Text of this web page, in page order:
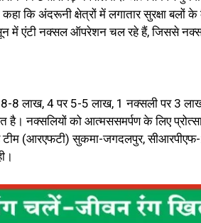
कहा कि अंदरूनी क्षेत्रों में लगातार सुरक्षा
में एंटी नक्सल ऑपरेशन चल रहे हैं, जिससे
8 लाख, 4 पर 5-5 लाख, 1 नक्सली पर 3
नक्सलियों को आत्मससमर्पण के लिए
टीम (आरएफटी) सुकमा-जगदलपुर,